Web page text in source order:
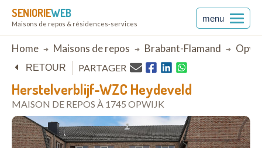
SENIORIEWEB
Maisons de repos & résidences-services
menu
Breadcrumb
Home Maisons de repos Brabant-Flamand
Herstelverblijf-WZC Heydeveld
MAISON DE REPOS À 1745 OPWIJK
RETOUR PARTAGER
ouvrir dans Google Maps